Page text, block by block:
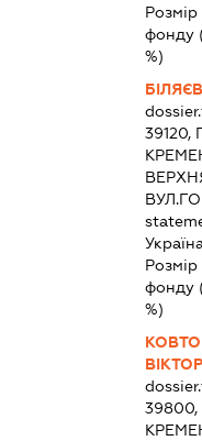
Розмір
фонду
%)
Україна
Розмір
фонду
%)